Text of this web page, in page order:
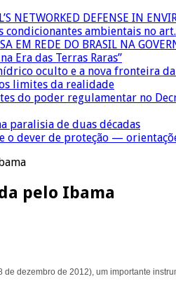
NETWORKED DEFENSE IN
ambientais no
EM REDE DO BRASIL NA
Era das Terras Raras”
oculto e a nova fronteira
limites da realidade
do poder regulamentar no
paralisia de duas décadas
dever de proteção —
pelo Ibama
dezembro de 2012), um importante